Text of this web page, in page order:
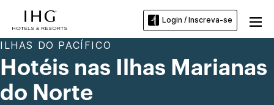
Login / Inscreva-se
ILHAS DO PACÍFICO
Hotéis nas Ilhas Marianas
do Norte